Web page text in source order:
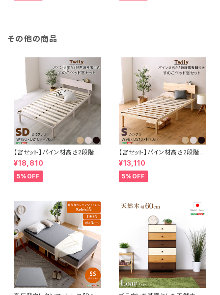
その他の商品
【宮セット】パイン材高さ2段階調
整脚付きすのこベッド(セミダブ
ル) ASP-HP-02SD
¥18,810
5%OFF
【宮セット】パイン材高さ2段階調
整脚付きすのこベッド(シングル)
ASP-HP-02S
¥13,110
5%OFF